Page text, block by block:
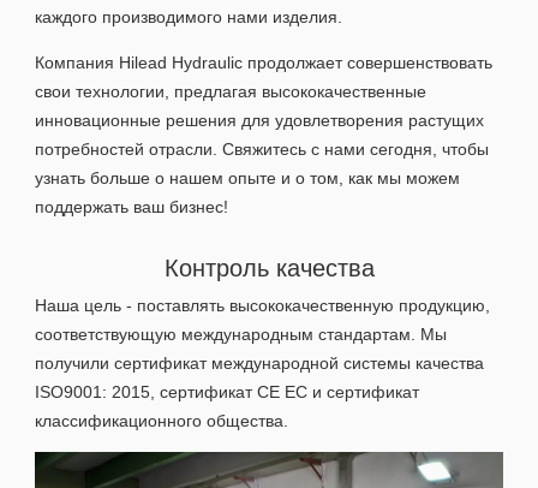
каждого производимого нами изделия.
Компания Hilead Hydraulic продолжает совершенствовать
свои технологии, предлагая высококачественные
инновационные решения для удовлетворения растущих
потребностей отрасли. Свяжитесь с нами сегодня, чтобы
узнать больше о нашем опыте и о том, как мы можем
поддержать ваш бизнес!
Контроль качества
Наша цель - поставлять высококачественную продукцию,
соответствующую международным стандартам. Мы
получили сертификат международной системы качества
ISO9001: 2015, сертификат CE ЕС и сертификат
классификационного общества.